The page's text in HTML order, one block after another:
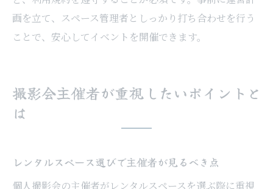
画を立て、スペース管理者としっかり打ち合わせを行う
ことで、安心してイベントを開催できます。
撮影会主催者が重視したいポイントと
は
レンタルスペース選びで主催者が見るべき点
個人撮影会の主催者がレンタルスペースを選ぶ際に重視